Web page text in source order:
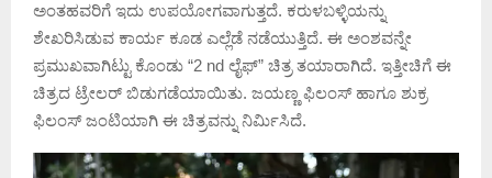
ಅಂತಹವರಿಗೆ ಇದು ಉಪಯೋಗವಾಗುತ್ತದೆ. ಕರುಳಬಳ್ಳಿಯನ್ನು
ಶೇಖರಿಸಿಡುವ ಕಾರ್ಯ ಕೂಡ ಎಲ್ಲೆಡೆ ನಡೆಯುತ್ತಿದೆ. ಈ ಅಂಶವನ್ನೇ
ಪ್ರಮುಖವಾಗಿಟ್ಟು ಕೊಂಡು “2 nd ಲೈಫ್” ಚಿತ್ರ ತಯಾರಾಗಿದೆ. ಇತ್ತೀಚಿಗೆ ಈ
ಚಿತ್ರದ ಟ್ರೇಲರ್ ಬಿಡುಗಡೆಯಾಯಿತು. ಜಯಣ್ಣ ಫಿಲಂಸ್ ಹಾಗೂ ಶುಕ್ರ
ಫಿಲಂಸ್ ಜಂಟಿಯಾಗಿ ಈ ಚಿತ್ರವನ್ನು ನಿರ್ಮಿಸಿದೆ.